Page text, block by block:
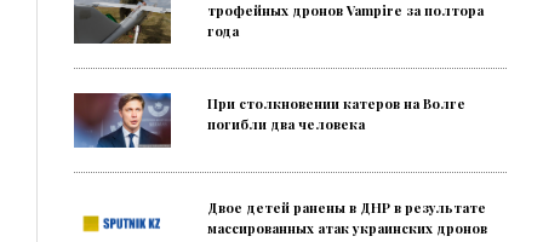
трофейных дронов Vampire за полтора
года
При столкновении катеров на Волге
погибли два человека
Двое детей ранены в ДНР в результате
массированных атак украинских дронов